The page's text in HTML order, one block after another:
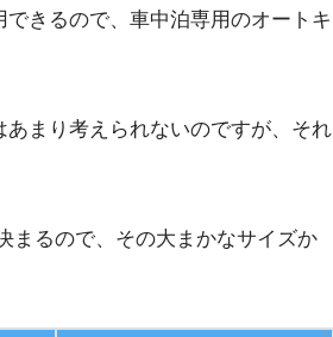
きるので、車中泊専用のオートキ
まり考えられないのですが、それ
まるので、その大まかなサイズか